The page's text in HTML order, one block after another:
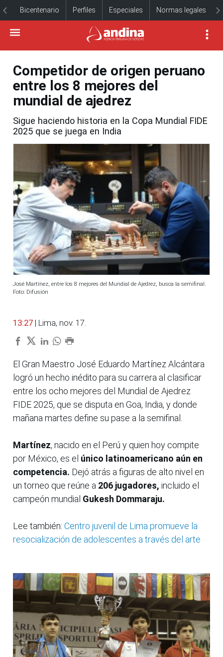
Bicentenario Perfiles Especiales Normas legales
Competidor de origen peruano
entre los 8 mejores del
mundial de ajedrez
Sigue haciendo historia en la Copa Mundial FIDE
2025 que se juega en India
José Martínez, entre los 8 mejores del Mundial de Ajedrez, busca la semifinal.
Foto: Difusión
13:27 | Lima, nov. 17.
El Gran Maestro José Eduardo Martínez Alcántara
logró un hecho inédito para su carrera al clasificar
entre los ocho mejores del Mundial de Ajedrez
FIDE 2025, que se disputa en Goa, India, y donde
mañana martes define su pase a la semifinal.
Martínez, nacido en el Perú y quien hoy compite
por México, es el único latinoamericano aún en
competencia. Dejó atrás a figuras de alto nivel en
un torneo que reúne a 206 jugadores, incluido el
campeón mundial Gukesh Dommaraju.
Lee también: Centro juvenil de Lima promueve la
resocialización de adolescentes a través del arte